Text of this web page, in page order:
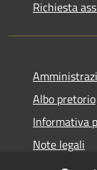
Richiesta
Albo pretorio
Informativa
Note legali